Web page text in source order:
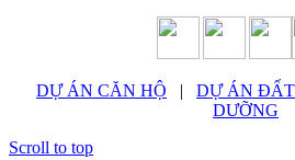
DỰ ÁN CĂN HỘ | DỰ ÁN
DƯỠNG
Scroll to top